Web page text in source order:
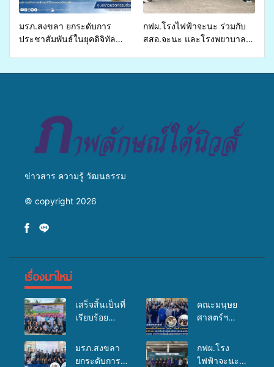
ชีวิตประชาชนอย่างยั่งยืน
มรภ.สงขลา ยกระดับการ
ประชาสัมพันธ์ในยุคดิจิทัล
กฟผ.โรงไฟฟ้าจะนะ ร่วมกับ
สสอ.จะนะ และโรงพยาบาล
ข่าวสาร ความรู้ วัฒนธรรม
© copyright 2026
เรื่องมาใหม่
เสร็จสิ้นเป็นที่
เรียบร้อย
เคลื่อนที่
คณะมนุษย
ศาสตร์ฯ
จัดอบรมเสริม
ศักยภาพ
มรภ.สงขลา
ยกระดับการ
กฟผ.โรง
ไฟฟ้าจะนะ